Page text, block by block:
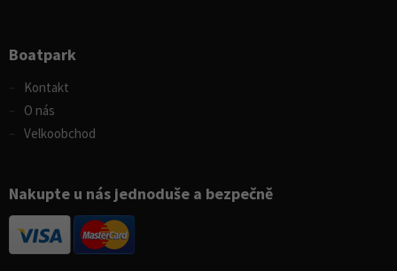
Boatpark
Kontakt
O nás
Velkoobchod
Nakupte u nás jednoduše a bezpečně